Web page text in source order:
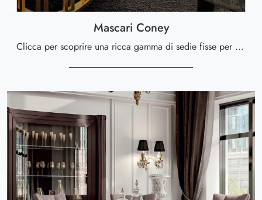
Mascari Coney
Clicca per scoprire una ricca gamma di sedie fisse per stanze design: il modello Mascari Coney di Valderamobili ti aspetta!